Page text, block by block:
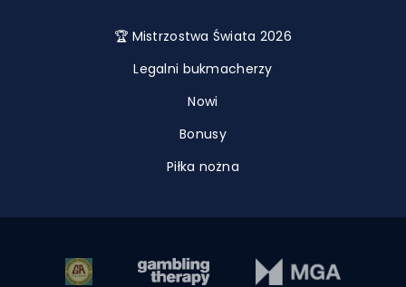
🏆 Mistrzostwa Świata 2026
Legalni bukmacherzy
Nowi
Bonusy
Piłka nożna